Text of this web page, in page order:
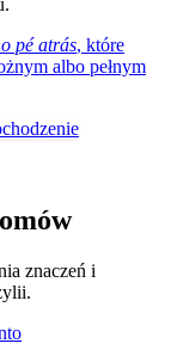
pé atrás, które
albo pełnym
znaczeń i